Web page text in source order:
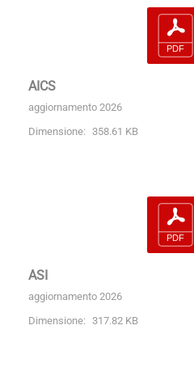
AICS
aggiornamento 2026
Dimensione: 358.61 KB
ASI
aggiornamento 2026
Dimensione: 317.82 KB